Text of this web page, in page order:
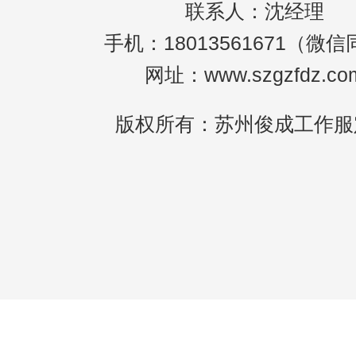
联系人：沈经理
手机：18013561671（微信
网址：
版权所有：苏州俊成工作